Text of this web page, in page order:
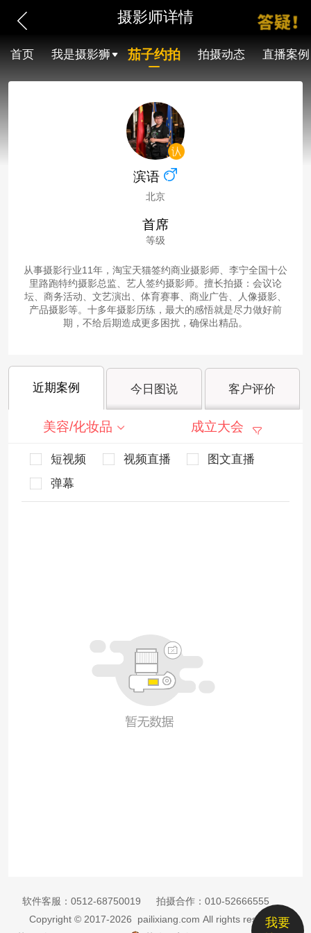
摄影师详情
首页 我是摄影狮 茄子约拍 拍摄动态 直播案例
滨语
北京
首席
等级
从事摄影行业11年，淘宝天猫签约商业摄影师、李宁全国十公
里路跑特约摄影总监、艺人签约摄影师。擅长拍摄：会议论
坛、商务活动、文艺演出、体育赛事、商业广告、人像摄影、
产品摄影等。十多年摄影历练，最大的感悟就是尽力做好前
期，不给后期造成更多困扰，确保出精品。
近期案例 今日图说 客户评价
美容/化妆品 成立大会
短视频 视频直播
图文直播
弹幕
我要
软件客服： 0512-68750019 拍摄合作： 010-52666555
Copyright © 2017-2026 pailixiang.com All rights reserved